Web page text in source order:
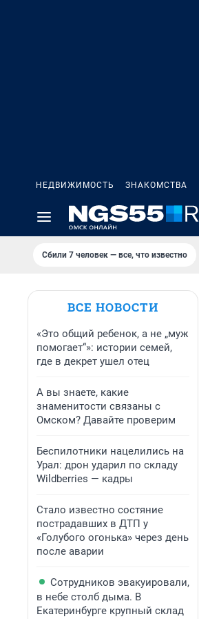
НЕДВИЖИМОСТЬ ЗНАКОМСТВА
Сбили 7 человек — все, что известно
ВСЕ НОВОСТИ
«Это общий ребенок, а не „муж
помогает“»: истории семей,
где в декрет ушел отец
А вы знаете, какие
знаменитости связаны с
Омском? Давайте проверим
Беспилотники нацелились на
Урал: дрон ударил по складу
Wildberries — кадры
Стало известно состяние
пострадавших в ДТП у
«Голубого огонька» через день
после аварии
Сотрудников эвакуировали,
в небе столб дыма. В
Екатеринбурге крупный склад